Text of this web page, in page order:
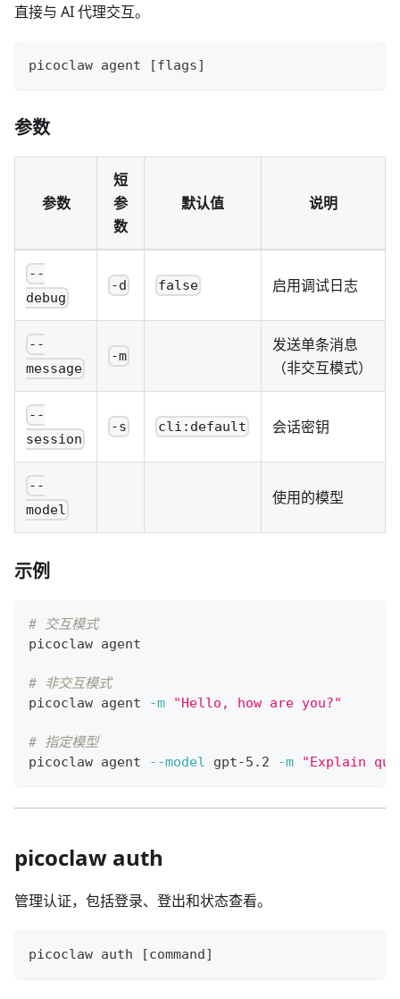
直接与 AI 代理交互。
picoclaw agent [flags]
参数
参数
短
参
数
默认值 说明
--
debug
-d false 启用调试日志
--
message
-m
发送单条消息
（非交互模式）
--
session
-s cli:default 会话密钥
--
model
使用的模型
示例
# 交互模式
picoclaw agent
# 非交互模式
picoclaw agent
-m "Hello, how are you?"
# 指定模型
picoclaw agent
--model gpt-5.2 -m "Explain
picoclaw auth
管理认证，包括登录、登出和状态查看。
picoclaw auth [command]